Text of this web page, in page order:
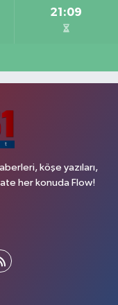
21:09
köşe yazıları,
her konuda Flow!